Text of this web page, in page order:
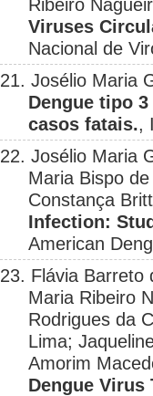
Ribeiro
Viruses
Nacional de
21. Josélio Maria
Dengue tipo
casos fatais.,
22. Josélio Maria
Maria Bispo
Constança
Infection:
American
23. Flávia Barreto
Maria Ribeiro
Rodrigues da
Lima;
Amorim
Dengue